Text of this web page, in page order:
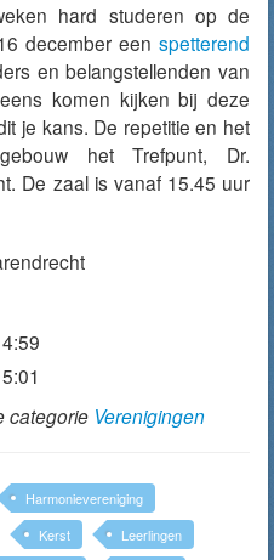
hard studeren op de
december een spetterend
en belangstellenden van
komen kijken bij deze
je kans. De repetitie en het
het Trefpunt, Dr.
De zaal is vanaf 15.45 uur
categorie Verenigingen
Harmonievereniging
Kerst
Leerlingen